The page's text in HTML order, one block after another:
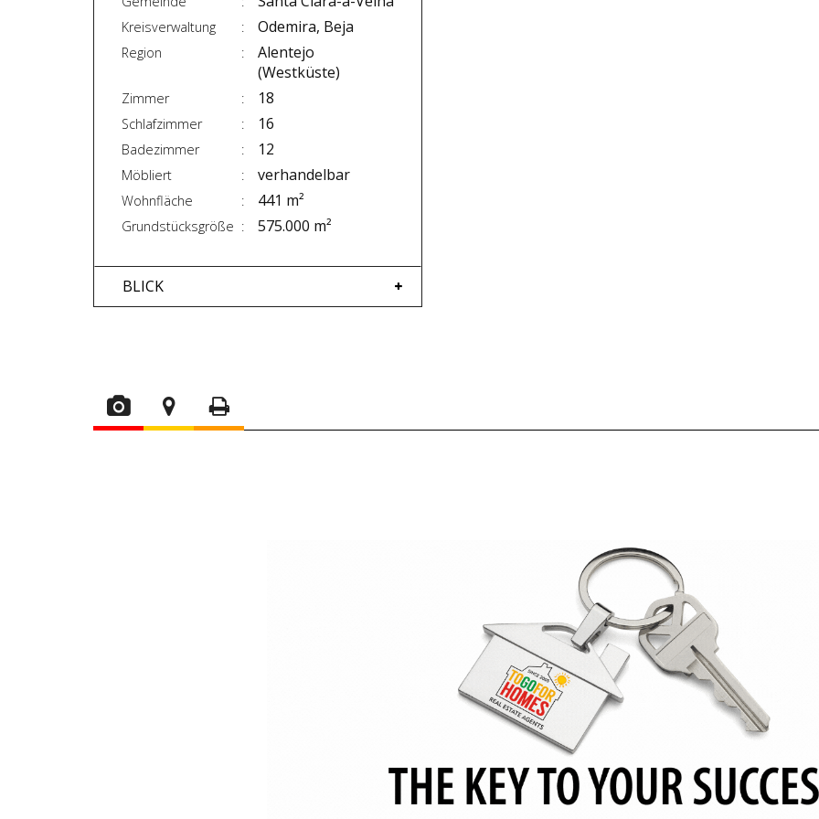
Kreisverwaltung Odemira, Beja
Region
Alentejo
(Westküste)
Zimmer 18
Schlafzimmer 16
Badezimmer 12
Möbliert verhandelbar
Wohnfläche 441 m²
Grundstücksgröße 575.000 m²
BLICK